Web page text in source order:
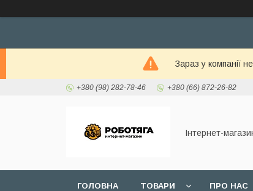
Зараз у компанії
+380 (98) 282-78-46 +380 (66) 872-26-82
Інтернет-
ГОЛОВНА ТОВАРИ ПРО НАС